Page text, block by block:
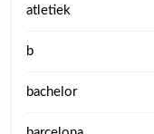
atletiek
b
bachelor